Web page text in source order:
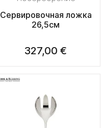
Сервировочная ложка
26,5см
327,00 €